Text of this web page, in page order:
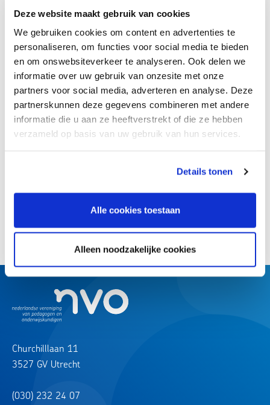
Deze website maakt gebruik van cookies
We gebruiken cookies om content en advertenties te
personaliseren, om functies voor social media te bieden
en om onswebsiteverkeer te analyseren. Ook delen we
informatie over uw gebruik van onzesite met onze
partners voor social media, adverteren en analyse. Deze
partnerskunnen deze gegevens combineren met andere
informatie die u aan ze heeftverstrekt of die ze hebben
verzameld op basis van uw gebruik van hun services.
Details tonen
Alle cookies toestaan
Alleen noodzakelijke cookies
onderzoeken waren verricht, had de pedagoog hun meer
tegemoet kunnen komen maar het is navolgbaar waarom zij
dit niet heeft gedaan. De pedagoog heeft zich gehouden aan
de regels en richtlijnen voor de afname van tests.
Uitspraak CvT 16-06 PDF - 131.52 KB
Churchilllaan 11
3527 GV Utrecht
(030) 232 24 07